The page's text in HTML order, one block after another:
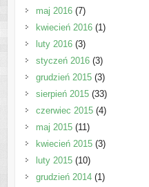
maj 2016(7)
kwiecień 2016(1)
luty 2016(3)
styczeń 2016(3)
grudzień 2015(3)
sierpień 2015(33)
czerwiec 2015(4)
maj 2015(11)
kwiecień 2015(3)
luty 2015(10)
grudzień 2014(1)